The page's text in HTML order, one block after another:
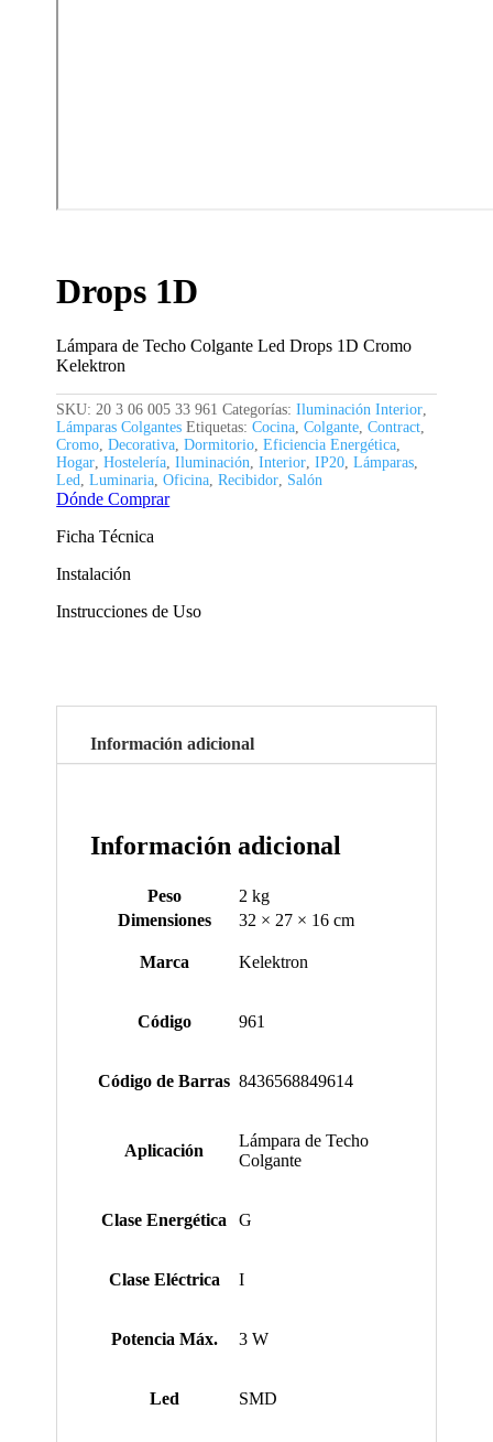
Drops 1D
Lámpara de Techo Colgante Led Drops 1D Cromo
Kelektron
SKU: 20 3 06 005 33 961 Categorías:Iluminación Interior
Lámparas Colgantes Etiquetas:Cocina ,Colgante ,Contract
Cromo ,Decorativa ,Dormitorio ,Eficiencia Energética
Hogar ,Hostelería ,Iluminación ,Interior ,IP20 ,Lámparas
Led
,Luminaria ,Oficina ,Recibidor Salón
Dónde Comprar
Ficha Técnica
Instalación
Instrucciones de Uso
Información adicional
Información adicional
Peso
2 kg
Dimensiones
32 × 27 × 16 cm
Marca Kelektron
Código 961
Código de Barras 8436568849614
Aplicación
Lámpara de Techo
Colgante
Clase Energética G
Clase Eléctrica I
Potencia Máx. 3 W
Led SMD